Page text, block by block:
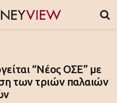
“Νέος ΟΣΕ” με
των τριών παλαιών